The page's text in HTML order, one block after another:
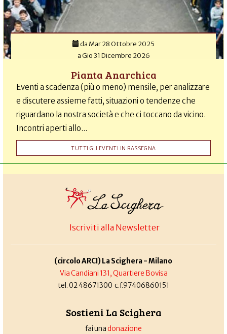
da Mar 28 Ottobre 2025
aGio 31 Dicembre 2026
Pianta Anarchica
Eventi a scadenza (più o meno) mensile, per analizzare
e discutere assieme fatti, situazioni o tendenze che
riguardano la nostra società e che ci toccano da vicino.
Incontri aperti allo...
TUTTI GLI EVENTI IN RASSEGNA
Iscriviti alla Newsletter
(circolo ARCI) La Scighera - Milano
Via Candiani 131, Quartiere Bovisa
tel. 02 48671300 c.f.97406860151
Sostieni La Scighera
fai unadonazione